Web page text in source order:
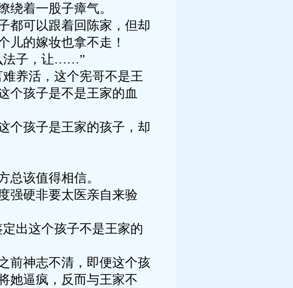
着一股子瘴气。
都可以跟着回陈家，但却
儿的嫁妆也拿不走！
法子，让……”
养活，这个宪哥不是王
个孩子是不是王家的血
个孩子是王家的孩子，却
该值得相信。
强硬非要太医亲自来验
出这个孩子不是王家的
前神志不清，即便这个孩
她逼疯，反而与王家不